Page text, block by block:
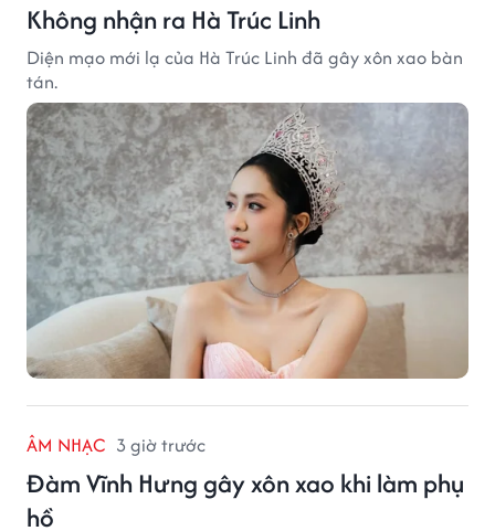
Không nhận ra Hà Trúc Linh
Diện mạo mới lạ của Hà Trúc Linh đã gây xôn xao bàn
tán.
ÂM NHẠC 3 giờ trước
Đàm Vĩnh Hưng gây xôn xao khi làm phụ
hồ